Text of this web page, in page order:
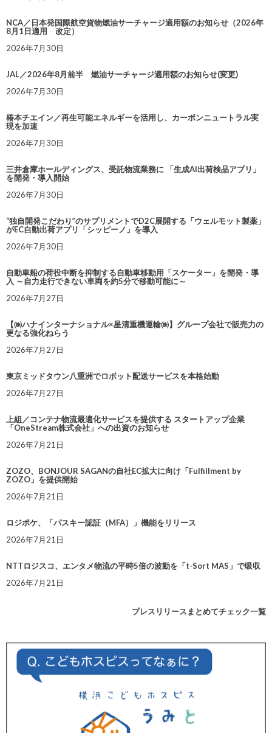
NCA／日本発国際航空貨物燃油サーチャージ適用額のお知らせ（2026年
8月1日適用 改定）
2026年7月30日
JAL／2026年8月前半 燃油サーチャージ適用額のお知らせ(変更)
2026年7月30日
椿本チエイン／再生可能エネルギーを活用し、カーボンニュートラル実
現を加速
2026年7月30日
三井倉庫ホールディングス、受託物流業務に 「生成AI出荷検品アプリ」
を開発・導入開始
2026年7月30日
“独自開発こだわり”のサプリメントでD2C展開する「ウェルモット製薬」
がEC自動出荷アプリ「シッピーノ」を導入
2026年7月30日
自動車船の荷役中断を抑制する自動車移動用「スケーター」を開発・導
入 ～自力走行できない車両を約5分で移動可能に～
2026年7月27日
【㈱ハナインターナショナル×星清重機運輸㈱】グループ会社で販売力の
更なる強化ねらう
2026年7月27日
東京ミッドタウン八重洲でロボット配送サービスを本格始動
2026年7月27日
上組／コンテナ物流最適化サービスを提供する スタートアップ企業
「OneStream株式会社」への出資のお知らせ
2026年7月21日
ZOZO、BONJOUR SAGANの自社EC拡大に向け「Fulfillment by
ZOZO」を提供開始
2026年7月21日
ロジポケ、「パスキー認証（MFA）」機能をリリース
2026年7月21日
NTTロジスコ、エンタメ物流の平時5倍の波動を「t-Sort MAS」で吸収
2026年7月21日
プレスリリースまとめてチェック一覧